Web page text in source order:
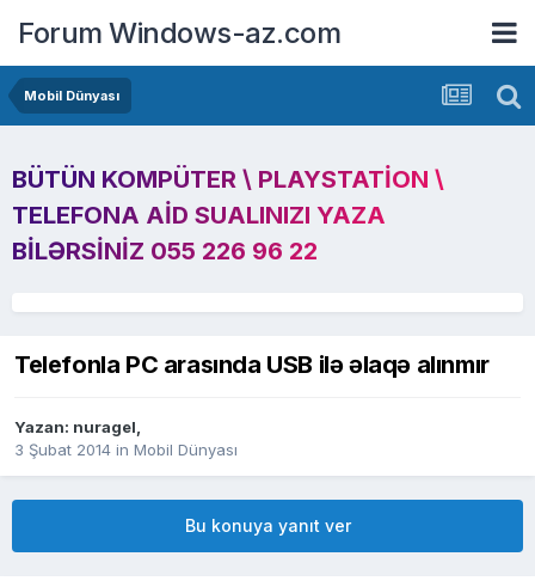
Forum Windows-az.com
Mobil Dünyası
BÜTÜN KOMPÜTER \ PLAYSTATION \
TELEFONA AID SUALINIZI YAZA
BILƏRSINIZ 055 226 96 22
Telefonla PC arasında USB ilə əlaqə alınmır
Yazan: nuragel,
3 Şubat 2014 in Mobil Dünyası
Bu konuya yanıt ver